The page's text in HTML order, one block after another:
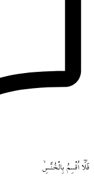
فَلَٓا اُقْسِمُ بِالْخُنَّسِۙ